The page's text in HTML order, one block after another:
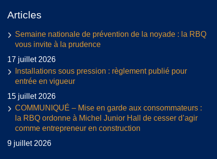
Articles
Semaine nationale de prévention de la noyade : la RBQ
vous invite à la prudence
17 juillet 2026
Installations sous pression : règlement publié pour
entrée en vigueur
15 juillet 2026
COMMUNIQUÉ – Mise en garde aux consommateurs :
la RBQ ordonne à Michel Junior Hall de cesser d’agir
comme entrepreneur en construction
9 juillet 2026